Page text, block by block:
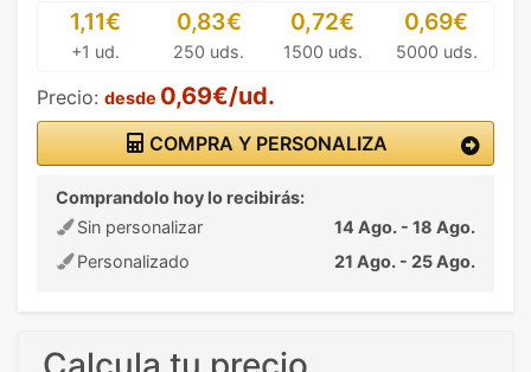
1,11€
+1 ud.
0,83€
250 uds.
0,72€
1500 uds.
0,69€
5000 uds.
Precio: desde 0,69€/ud.
COMPRA Y PERSONALIZA
Comprandolo hoy lo recibirás:
Sin personalizar
14 Ago. - 18 Ago.
Personalizado
21 Ago. - 25 Ago.